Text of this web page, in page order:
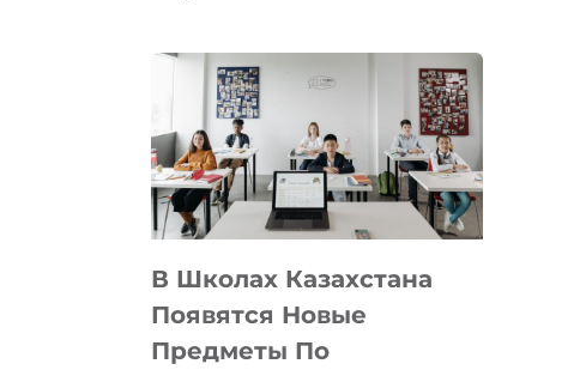
DEAL
VELOCITY
MOST
—
МЕЖДУНАРОДНУЮ
ДЛЯ
ТЕХНОЛОГИЧЕСКИХ
СТАРТАПОВ
В Школах Казахстана
Появятся Новые
Предметы По